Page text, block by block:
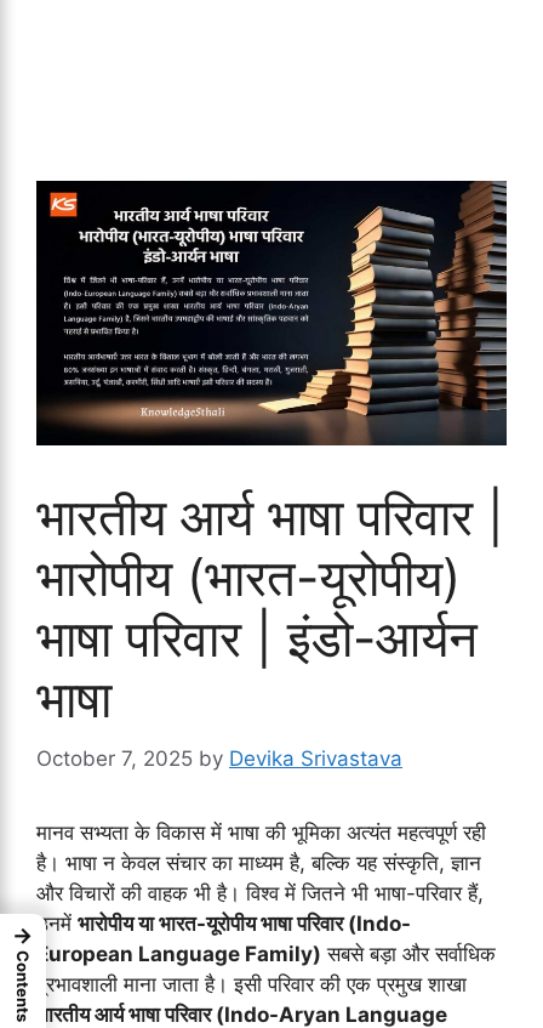
भारतीय आर्य भाषा परिवार |
भारोपीय (भारत-यूरोपीय)
भाषा परिवार | इंडो-आर्यन
भाषा
October 7, 2025 by Devika Srivastava
मानव सभ्यता के विकास में भाषा की भूमिका अत्यंत महत्वपूर्ण रही
है। भाषा न केवल संचार का माध्यम है, बल्कि यह संस्कृति, ज्ञान
और विचारों की वाहक भी है। विश्व में जितने भी भाषा-परिवार हैं,
उनमें भारोपीय या भारत-यूरोपीय भाषा परिवार (Indo-
European Language Family) सबसे बड़ा और सर्वाधिक
प्रभावशाली माना जाता है। इसी परिवार की एक प्रमुख शाखा
भारतीय आर्य भाषा परिवार (Indo-Aryan Language
→
Contents